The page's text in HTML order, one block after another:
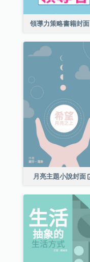
領導力策略書籍封面
月亮主題小說封面